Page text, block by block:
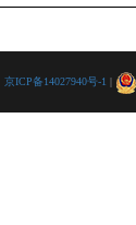
京ICP备14027940号-1